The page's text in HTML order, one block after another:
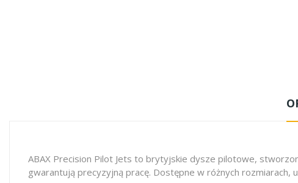
ABAX Precision Pilot Jets to brytyjskie dysze pilotowe,
gwarantują precyzyjną pracę. Dostępne w różnych